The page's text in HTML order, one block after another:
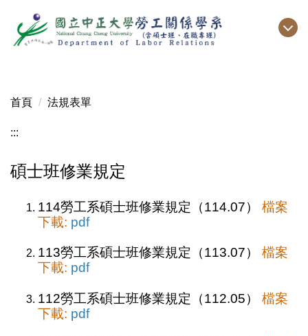
到
主
區
首頁 法規表單
:::
碩士班修業規定
114勞工系碩士班修業規定（114.07） 檔案
下載: pdf
113勞工系碩士班修業規定（113.07） 檔案
下載: pdf
112勞工系碩士班修業規定（112.05） 檔案
下載: pdf